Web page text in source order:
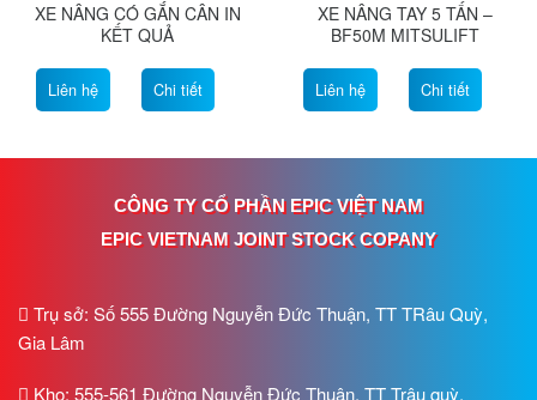
XE NÂNG CÓ GẮN CÂN IN
KẾT QUẢ
Liên hệ Chi tiết
XE NÂNG TAY 5 TẤN –
BF50M MITSULIFT
Liên hệ Chi tiết
CÔNG TY CỔ PHẦN EPIC VIỆT NAM
EPIC VIETNAM JOINT STOCK COPANY
Trụ sở: Số 555 Đường Nguyễn Đức Thuận, TT TRâu Quỳ,
Gia Lâm
Kho: 555-561 Đường Nguyễn Đức Thuận, TT Trâu quỳ,